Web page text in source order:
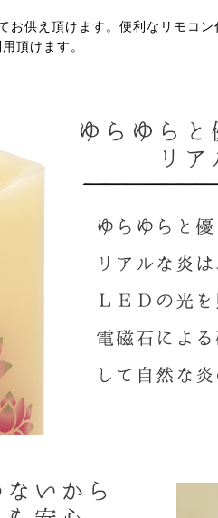
お供え頂けます。便利なリモコ
頂けます。